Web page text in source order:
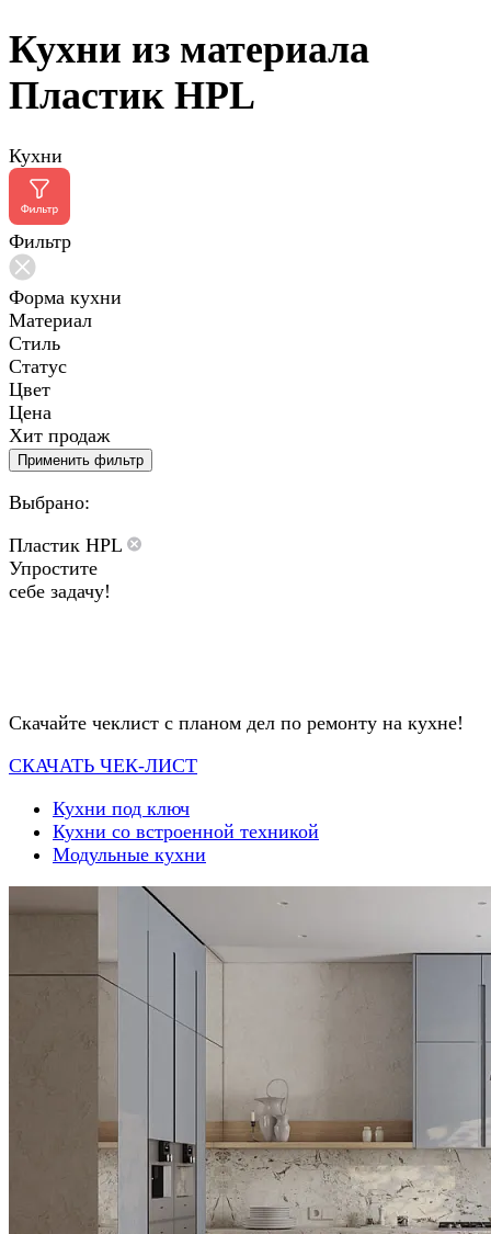
Кухни из материала
Пластик HPL
Кухни
Фильтр
Форма кухни
Материал
Стиль
Статус
Цвет
Цена
Хит продаж
Применить фильтр
Выбрано:
Пластик HPL
Упростите
себе задачу!
Скачайте чеклист с планом дел по ремонту на кухне!
СКАЧАТЬ ЧЕК-ЛИСТ
Кухни под ключ
Кухни со встроенной техникой
Модульные кухни